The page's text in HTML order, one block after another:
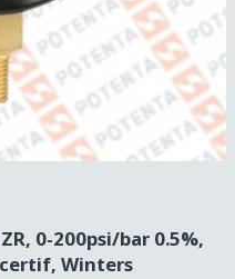
0-200psi/bar 0.5%,
Winters